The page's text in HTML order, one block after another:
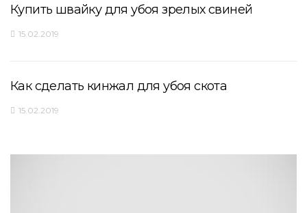
Купить швайку для убоя зрелых свиней
15.02.2019
Как сделать кинжал для убоя скота
15.02.2019